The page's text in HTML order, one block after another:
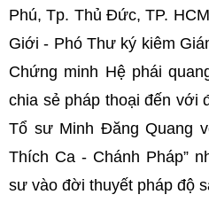
Phú, Tp. Thủ Đức, TP.
Giới - Phó Thư ký kiêm
Chứng minh Hệ phái
chia sẻ pháp thoại đến với
Tổ sư Minh Đăng Quang
Thích Ca - Chánh Pháp”
sư vào đời thuyết pháp độ